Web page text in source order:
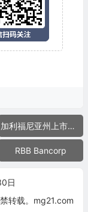
加利福尼亚州上市公司
RBB Bancorp
日
转载。mg21.com